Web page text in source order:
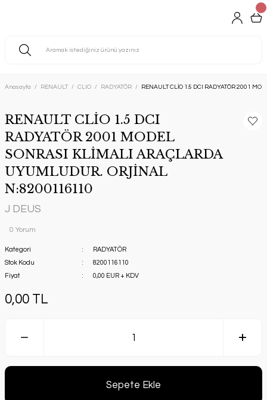
Anasayfa RENAULT CLIO RADYATÖR RENAULT CLİO 1.5 DCI RADYATÖR 2001
RENAULT CLİO 1.5 DCI
RADYATÖR 2001 MODEL
SONRASI KLİMALI ARAÇLARDA
UYUMLUDUR. ORJİNAL
N:8200116110
J DEUS
0 Yorum
Kategori
RADYATÖR
Stok Kodu
8200116110
Fiyat
0,00 EUR + KDV
0,00 TL
Sepete Ekle